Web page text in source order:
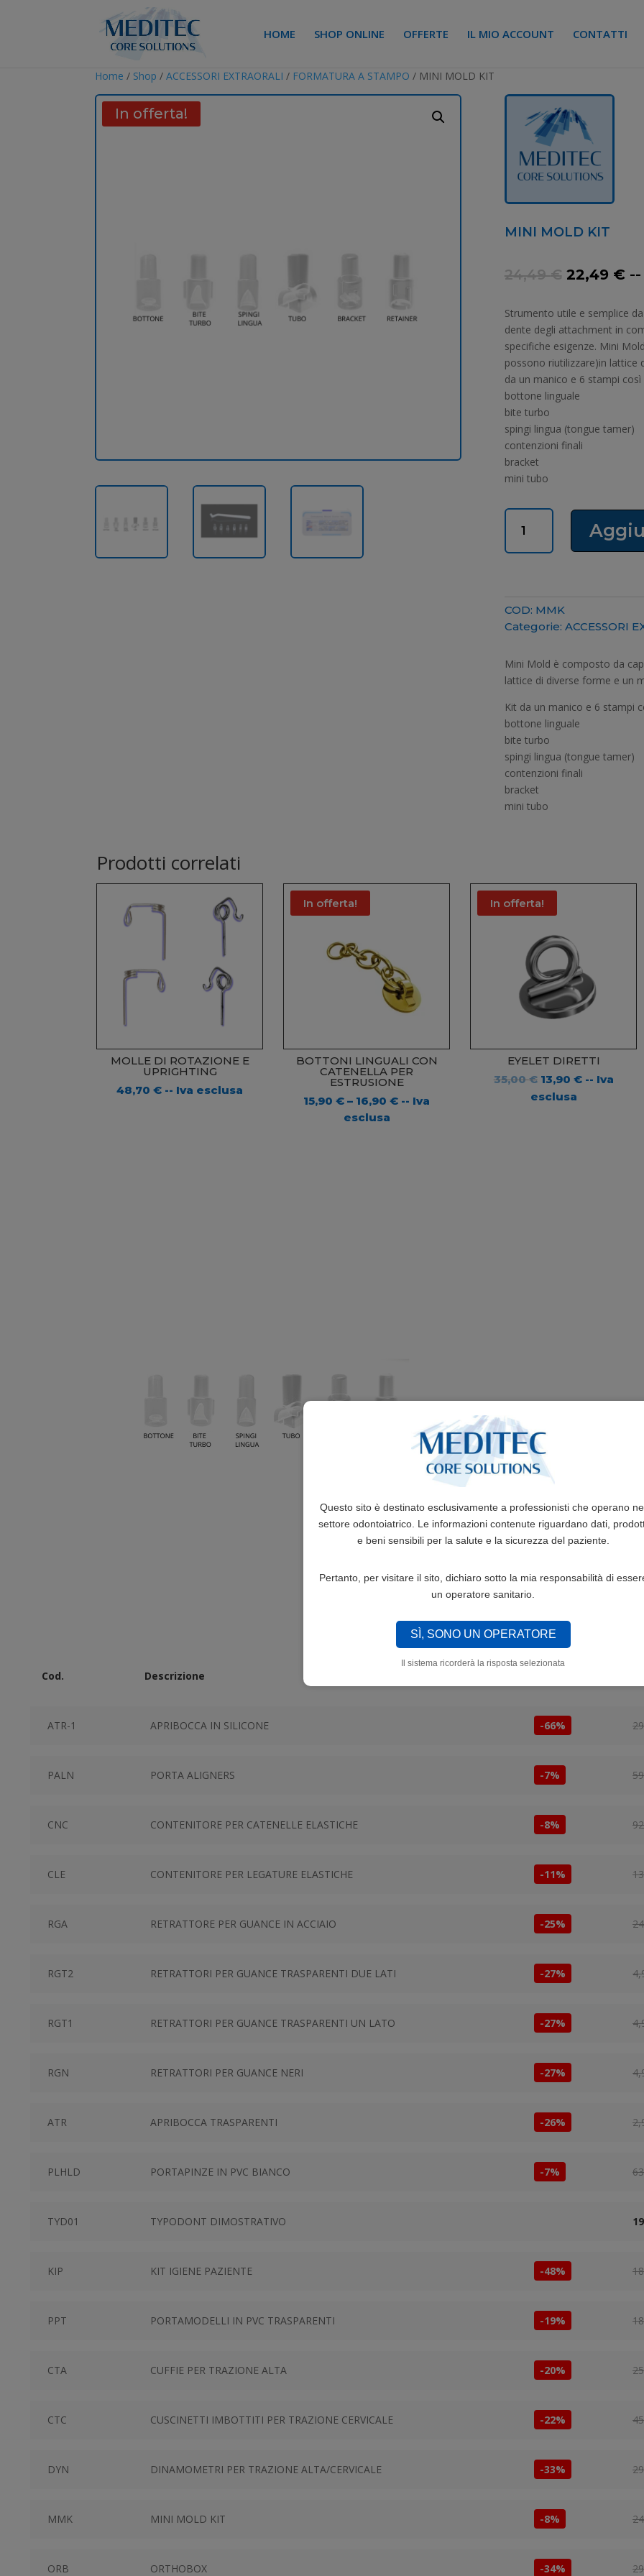
Questo sito è destinato esclusivamente a professionisti che operano
settore odontoiatrico. Le informazioni contenute riguardano dati,
e beni sensibili per la salute e la sicurezza del paziente.
Pertanto, per visitare il sito, dichiaro sotto la mia responsabilità di
un operatore sanitario.
SÌ, SONO UN OPERATORE
Il sistema ricorderà la risposta selezionata
HOME SHOP ONLINE OFFERTE IL MIO ACCOUNT CONTATTI
Home / Shop / ACCESSORI EXTRAORALI / FORMATURA A STAMPO / MINI MOLD KIT
In offerta!
MINI MOLD KIT
24,49€ Il
originale
era:
24,49 €.
22,49 €Il
è:
Strumento utile e semplice
dente degli attachment in
specifiche esigenze. Mini
possono riutilizzare)in lattice
da un manico e 6 stampi
bottone linguale
bite turbo
spingi lingua (tongue tamer)
contenzioni finali
bracket
mini tubo
MINI
MOLD
KIT
COD: MMK
Categorie: ACCESSORI
Mini Mold è composto da
lattice di diverse forme e un
Kit da un manico e 6 stampi
bottone linguale
bite turbo
spingi lingua (tongue tamer)
contenzioni finali
bracket
mini tubo
Prodotti correlati
MOLLE DI ROTAZIONE E
UPRIGHTING
48,70€ -- Iva esclusa
In offerta!
BOTTONI LINGUALI CON
CATENELLA PER
ESTRUSIONE
15,90€ – 16,90€ -- Iva
esclusa
In offerta!
EYELET DIRETTI
35,00€ Il
prezzo
13,90 €Il-- Iva
esclusa
Cod. Descrizione
ATR-1 APRIBOCCA IN SILICONE -66%
PALN PORTA ALIGNERS -7%
CNC CONTENITORE PER CATENELLE ELASTICHE -8%
CLE CONTENITORE PER LEGATURE ELASTICHE -11%
RGA RETRATTORE PER GUANCE IN ACCIAIO -25%
RGT2 RETRATTORI PER GUANCE TRASPARENTI DUE LATI -27%
RGT1 RETRATTORI PER GUANCE TRASPARENTI UN LATO -27%
RGN RETRATTORI PER GUANCE NERI -27%
ATR APRIBOCCA TRASPARENTI -26%
PLHLD PORTAPINZE IN PVC BIANCO -7%
TYD01 TYPODONT DIMOSTRATIVO
KIP KIT IGIENE PAZIENTE -48%
PPT PORTAMODELLI IN PVC TRASPARENTI -19%
CTA CUFFIE PER TRAZIONE ALTA -20%
CTC CUSCINETTI IMBOTTITI PER TRAZIONE CERVICALE -22%
DYN DINAMOMETRI PER TRAZIONE ALTA/CERVICALE -33%
MMK MINI MOLD KIT -8%
ORB ORTHOBOX -34%